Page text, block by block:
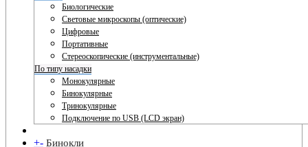
Биологические
Световые микроскопы (оптические)
Цифровые
Портативные
Стереоскопические (инструментальные)
По типу насадки
Монокулярные
Бинокулярные
Тринокулярные
Подключение по USB (LCD экран)
+- Бинокли